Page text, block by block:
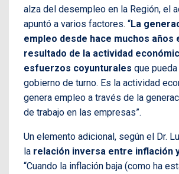
alza del desempleo en la Región, el
apuntó a varios factores. “La
empleo desde hace muchos años
resultado de la actividad
esfuerzos coyunturales que
gobierno de turno. Es la actividad
genera empleo a través de la
de trabajo en las empresas”.
Un elemento adicional, según el Dr.
la relación inversa entre inflación
“Cuando la inflación baja (como ha